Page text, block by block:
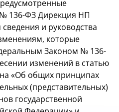
136-ФЗ Дирекция НП
и руководства
которые
Законом № 136-
изменений в статью
«Об общих принципах
(представительных)
государственной